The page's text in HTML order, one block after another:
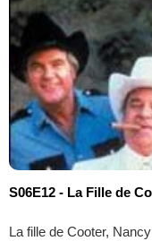
S06E12 - La Fille de
La fille de Cooter,